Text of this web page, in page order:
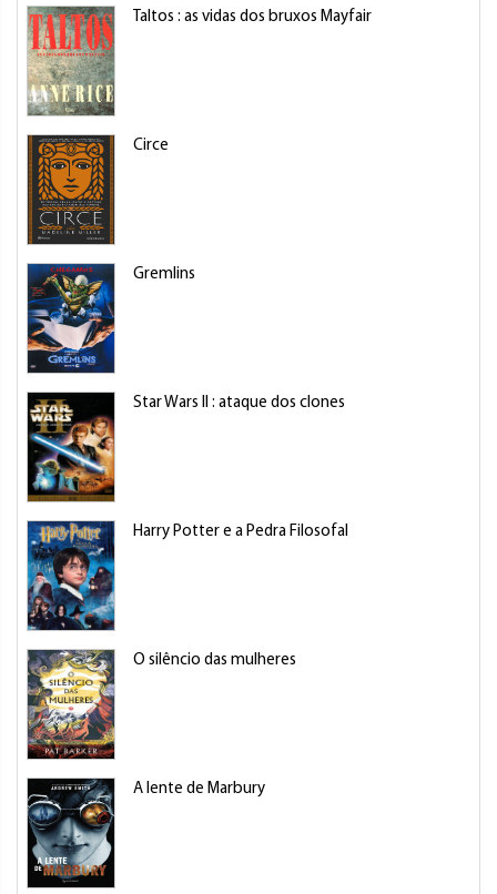
Taltos : as vidas dos bruxos Mayfair
Circe
Gremlins
Star Wars II : ataque dos clones
Harry Potter e a Pedra Filosofal
O silêncio das mulheres
A lente de Marbury